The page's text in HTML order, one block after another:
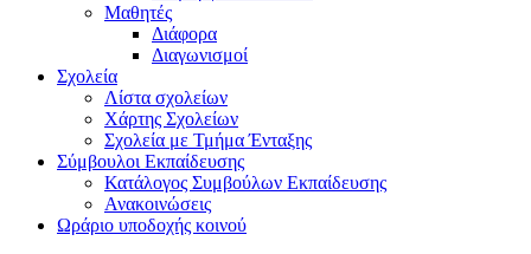
Μαθητές
Διάφορα
Διαγωνισμοί
Σχολεία
Λίστα σχολείων
Χάρτης Σχολείων
Σχολεία με Τμήμα Ένταξης
Σύμβουλοι Εκπαίδευσης
Κατάλογος Συμβούλων Εκπαίδευσης
Ανακοινώσεις
Ωράριο υποδοχής κοινού